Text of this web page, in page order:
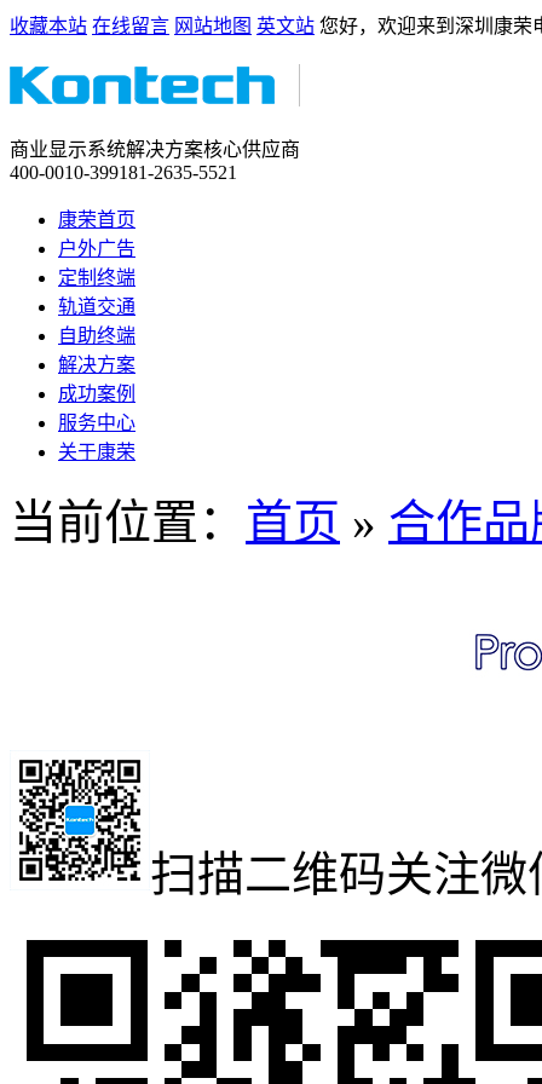
收藏本站 在线留言 网站地图 英文站 您好，欢迎来到深圳康荣
商业显示系统解决方案核心供应商
400-0010-399181-2635-5521
康荣首页
户外广告
定制终端
轨道交通
自助终端
解决方案
成功案例
服务中心
关于康荣
当前位置： 首页 » 合作品
扫描二维码关注